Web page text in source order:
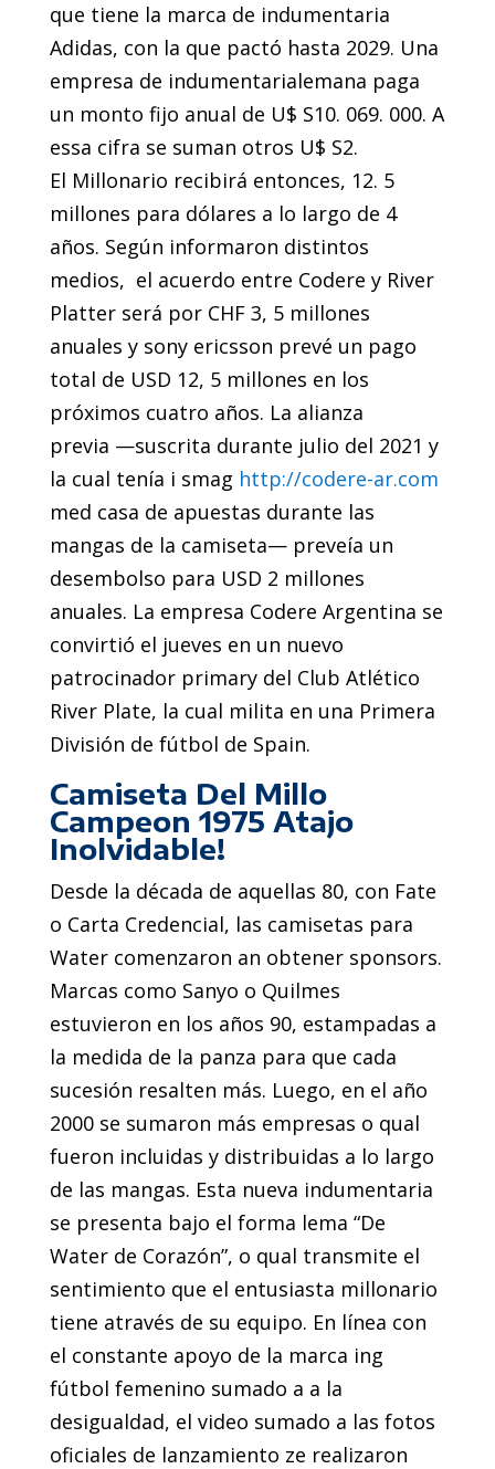
que tiene la marca de indumentaria
Adidas, con la que pactó hasta 2029. Una
empresa de indumentarialemana paga
un monto fijo anual de U$ S10. 069. 000. A
essa cifra se suman otros U$ S2.
El Millonario recibirá entonces, 12. 5
millones para dólares a lo largo de 4
años. Según informaron distintos
medios, el acuerdo entre Codere y River
Platter será por CHF 3, 5 millones
anuales y sony ericsson prevé un pago
total de USD 12, 5 millones en los
próximos cuatro años. La alianza
previa —suscrita durante julio del 2021 y
la cual tenía i smag http://codere-ar.com
med casa de apuestas durante las
mangas de la camiseta— preveía un
desembolso para USD 2 millones
anuales. La empresa Codere Argentina se
convirtió el jueves en un nuevo
patrocinador primary del Club Atlético
River Plate, la cual milita en una Primera
División de fútbol de Spain.
Camiseta Del Millo
Campeon 1975 Atajo
Inolvidable!
Desde la década de aquellas 80, con Fate
o Carta Credencial, las camisetas para
Water comenzaron an obtener sponsors.
Marcas como Sanyo o Quilmes
estuvieron en los años 90, estampadas a
la medida de la panza para que cada
sucesión resalten más. Luego, en el año
2000 se sumaron más empresas o qual
fueron incluidas y distribuidas a lo largo
de las mangas. Esta nueva indumentaria
se presenta bajo el forma lema “De
Water de Corazón”, o qual transmite el
sentimiento que el entusiasta millonario
tiene através de su equipo. En línea con
el constante apoyo de la marca ing
fútbol femenino sumado a a la
desigualdad, el video sumado a las fotos
oficiales de lanzamiento ze realizaron